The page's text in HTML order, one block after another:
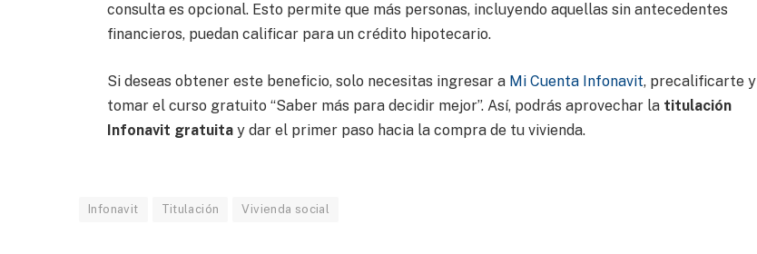
consulta es opcional. Esto permite que más personas, incluyendo aquellas sin antecedentes
financieros, puedan calificar para un crédito hipotecario.
Si deseas obtener este beneficio, solo necesitas ingresar a Mi Cuenta Infonavit, precalificarte y
tomar el curso gratuito “Saber más para decidir mejor”. Así, podrás aprovechar la titulación
Infonavit gratuitay dar el primer paso hacia la compra de tu vivienda.
Infonavit Titulación Vivienda social